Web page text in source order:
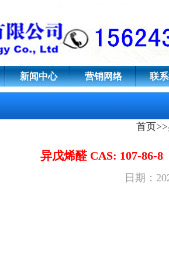
新闻中心 营销网络 联
首页>>
异戊烯醛 CAS: 107-86-8
日期：